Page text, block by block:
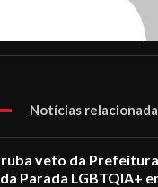
Notícias
veto da
Parada LGBTQIA+